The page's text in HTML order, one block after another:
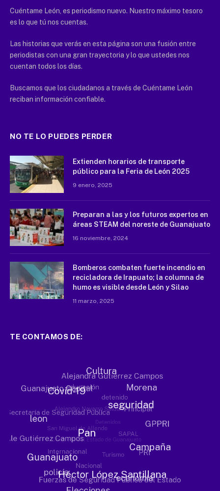
Cuéntame León, es periodismo nuevo. Nuestro máximo tesoro
es lo que tú nos cuentas.
Las historias que verás en esta página son una fusión entre
periodistas con una gran trayectoria y lo que ustedes nos
cuentan todos los días.
Buscamos que los ciudadanos a través de Cuéntame León
reciban información confiable.
NO TE LO PUEDES PERDER
Extienden horarios de transporte
público para la Feria de León 2025
9 enero, 2025
Preparan a las y los futuros expertos en
áreas STEAM del noreste de Guanajuato
16 noviembre, 2024
Bomberos combaten fuerte incendio en
recicladora de Irapuato; la columna de
humo es visible desde León y Silao
11 marzo, 2025
TE CONTAMOS DE: